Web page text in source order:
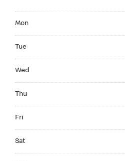
Mon
Tue
Wed
Thu
Fri
Sat